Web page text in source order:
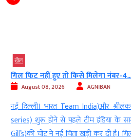
खेल
देर रात ऋषभ पंत ने CM पुष्कर धामी...
August 08, 2026 AGNIBAN
नई दिल्ली। भारतीय क्रिकेट टीम के
wicketkeeper) बल्लेबाज ऋषभ पंत
श्रीलंका(Sri Lanka) दौरे पर हैं लेकिन इसी